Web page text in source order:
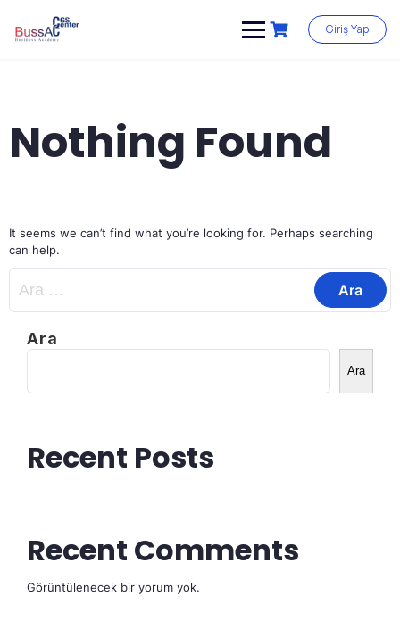
content
Giriş Yap
Nothing Found
It seems we can’t find what you’re looking for. Perhaps searching
can help.
Arama:
Ara
Ara
Recent Posts
Recent Comments
Görüntülenecek bir yorum yok.